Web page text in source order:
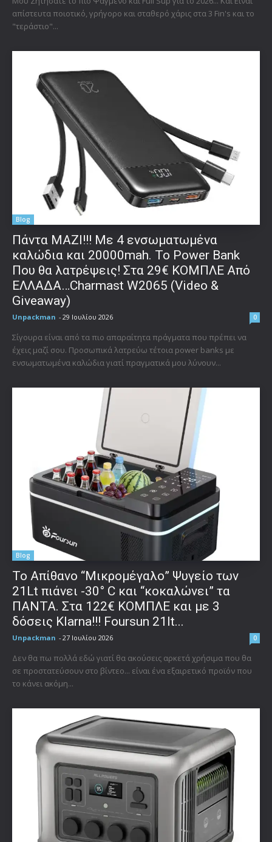
απίστευτα ποιοτικό, γρήγορο και σταθερό χάρις στα 3 Fin's και το
"τεράστιο"...
Blog
Πάντα ΜΑΖΙ!!! Με 4 ενσωματωμένα
καλώδια και 20000mah. Το Power Bank
Που θα λατρέψεις! Στα 29€ ΚΟΜΠΛΕ Από
ΕΛΛΑΔΑ…Charmast W2065 (Video &
Giveaway)
Unpackman - 29 Ιουλίου 2026 0
Σίγουρα είναι από τα πιο απαραίτητα πράγματα που πρέπει να
έχεις μαζί σου. Προσωπικά λατρεύω τέτοια power banks με
ενσωματωμένα καλώδια γιατί πραγματικά μου λύνουν...
Blog
Το Απίθανο “Μικρομέγαλο” Ψυγείο των
21Lt πιάνει -30° C και “κοκαλώνει” τα
ΠΑΝΤΑ. Στα 122€ ΚΟΜΠΛΕ και με 3
δόσεις Klarna!!! Foursun 21lt...
Unpackman - 27 Ιουλίου 2026 0
Δεν θα πω πολλά εδώ γιατί θα ακούσεις αρκετά χρήσιμα που θα
σε προστατεύσουν στο βίντεο... είναι ένα εξαιρετικό προϊόν που
το κάνει ακόμη...